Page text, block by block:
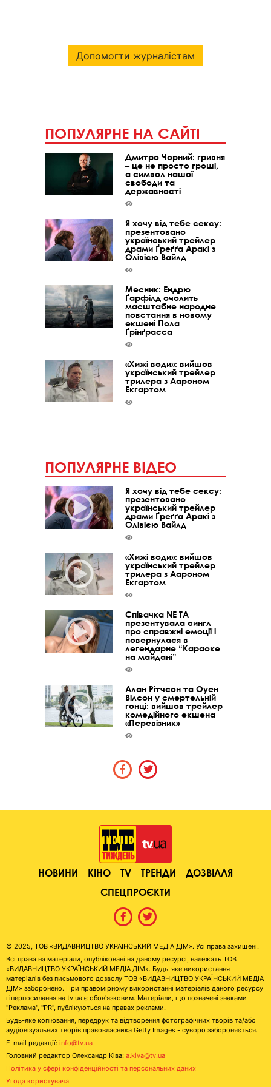
Допомогти журналістам
ПОПУЛЯРНЕ НА САЙТІ
Дмитро Чорний: гривня
– це не просто гроші,
а символ нашої
свободи та
державності
Я хочу від тебе сексу:
презентовано
український трейлер
драми Ґреґґа Аракі з
Олівією Вайлд
Месник: Ендрю
Ґарфілд очолить
масштабне народне
повстання в новому
екшені Пола
Ґрінґрасса
«Хижі води»: вийшов
український трейлер
трилера з Аароном
Екгартом
ПОПУЛЯРНЕ ВІДЕО
Я хочу від тебе сексу:
презентовано
український трейлер
драми Ґреґґа Аракі з
Олівією Вайлд
«Хижі води»: вийшов
український трейлер
трилера з Аароном
Екгартом
Співачка NE TA
презентувала сингл
про справжні емоції і
повернулася в
легендарне “Караоке
на майдані”
Алан Рітчсон та Оуен
Вілсон у смертельній
гонці: вийшов трейлер
комедійного екшена
«Перевізник»
НОВИНИ КІНО TV ТРЕНДИ
ДОЗВІЛЛЯ
СПЕЦПРОЄКТИ
© 2025, ТОВ «ВИДАВНИЦТВО УКРАЇНСЬКИЙ МЕДІА ДІМ». Усі права захищені.
Всі права на матеріали, опубліковані на даному ресурсі, належать ТОВ
«ВИДАВНИЦТВО УКРАЇНСЬКИЙ МЕДІА ДІМ». Будь-яке використання
матеріалів без письмового дозволу ТОВ «ВИДАВНИЦТВО УКРАЇНСЬКИЙ МЕДІА
ДІМ» заборонено. При правомірному використанні матеріалів даного ресурсу
гіперпосилання на tv.ua є обов'язковим. Матеріали, що позначені знаками
"Реклама", "PR", публікуються на правах реклами.
Будь-яке копіювання, передрук та відтворення фотографічних творів та/або
аудіовізуальних творів правовласника Getty Images - суворо забороняється.
E-mail редакції: info@tv.ua
Головний редактор Олександр Ківа: a.kiva@tv.ua
Політика у сфері конфіденційності та персональних даних
Угода користувача